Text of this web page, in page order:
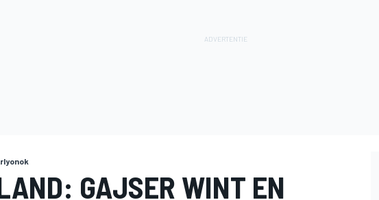
GAJSER WINT EN